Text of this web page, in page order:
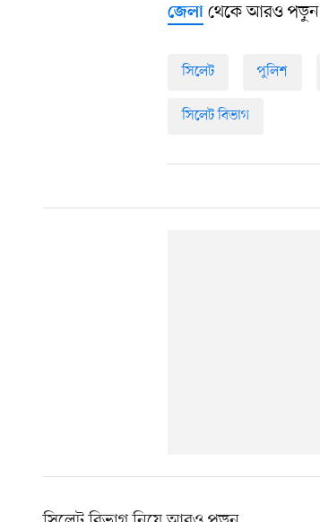
জেলা থেকে আরও পড়ুন
সিলেট পুলিশ
সিলেট বিভাগ